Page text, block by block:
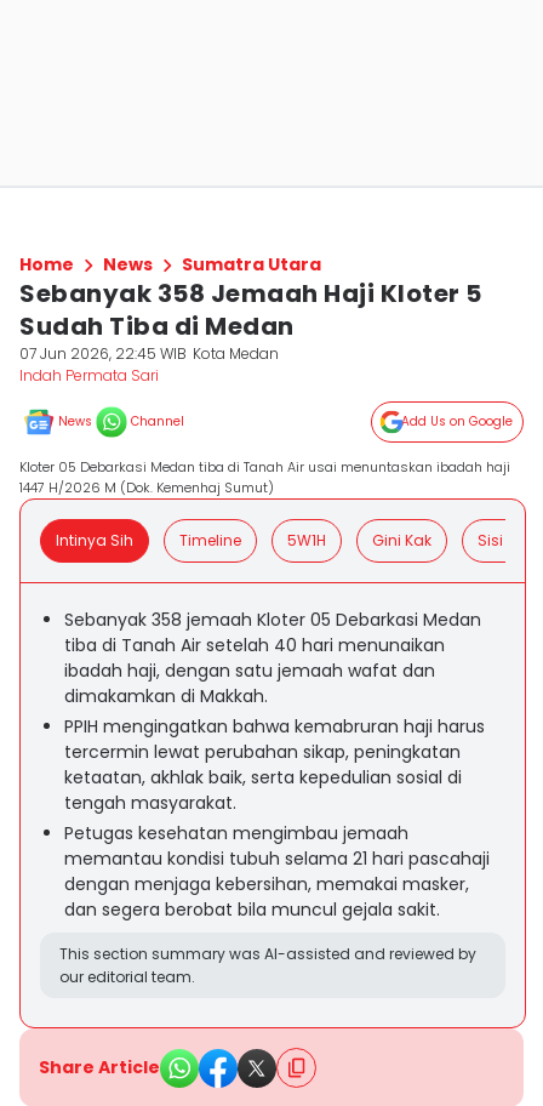
Home News Sumatra Utara
Sebanyak 358 Jemaah Haji Kloter 5
Sudah Tiba di Medan
07 Jun 2026, 22:45 WIB Kota Medan
Indah Permata Sari
News Channel Add Us on Google
Kloter 05 Debarkasi Medan tiba di Tanah Air usai menuntaskan ibadah haji
1447 H/2026 M (Dok. Kemenhaj Sumut)
Intinya Sih Timeline 5W1H Gini Kak Sisi
Sebanyak 358 jemaah Kloter 05 Debarkasi Medan
tiba di Tanah Air setelah 40 hari menunaikan
ibadah haji, dengan satu jemaah wafat dan
dimakamkan di Makkah.
PPIH mengingatkan bahwa kemabruran haji harus
tercermin lewat perubahan sikap, peningkatan
ketaatan, akhlak baik, serta kepedulian sosial di
tengah masyarakat.
Petugas kesehatan mengimbau jemaah
memantau kondisi tubuh selama 21 hari pascahaji
dengan menjaga kebersihan, memakai masker,
dan segera berobat bila muncul gejala sakit.
This section summary was AI-assisted and reviewed by
our editorial team.
Share Article